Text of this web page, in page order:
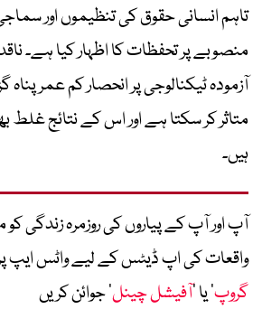
تاہم انسانی حقوق کی تنظیموں اور
منصوبے پر تحفظات کا اظہار کیا ہے۔
آزمودہ ٹیکنالوجی پر انحصار کم عمر
متاثر کر سکتا ہے اور اس کے نتائج
ہیں۔
آپ اور آپ کے پیاروں کی روزمرہ زندگی کو
واقعات کی اپ ڈیٹس کے لیے واٹس ایپ پر
گروپ‘ یا ’آفیشل چینل‘ جوائن کریں